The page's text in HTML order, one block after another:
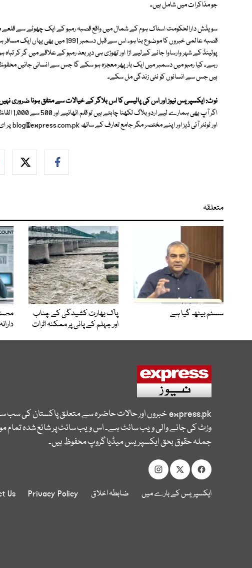
جو مذاکرات میں شامل ہیں۔
سویڈش دارالحکومت اسٹاک ہوم کے شمال میں واقع قصبہ رمبو کے ایک چھوٹے سے قلعے
قصبہ عالمی خبروں کا موضوع بنا ہو۔ اس سے
رہے۔ کیا رمبو میں دسمبر میں ایک بار پھر معجزہ ہو سکے گا جس سے انسانی جانیں
ہیں جس سے انسانوں کو نئی زندگی مل سکے۔
نوٹ: ایکسپریس نیوز اور اس کی پالیسی کا اس بلاگر کے خیالات سے متفق ہونا ضروری
اگر آپ
اور ٹوئٹر آئی ڈیز اور اپنے مختصر مگر جامع تعارف کے ساتھblog@express.com.pkپر
متعلقہ
سسٹم بیٹھ گیا ہے
پاک بھارت کشیدگی کے چناب
اور جہلم کے پانی پر ممکنہ اثرات
express.pkخبروں اور حالات حاضرہ سے متعلق پاکستان کی سب
وزٹ کی جانے والی ویب سائٹ ہے۔ اس ویب سائٹ پر شائع شدہ تمام
جملہ حقوق بحق ایکسپریس میڈیا گروپ محفوظ ہیں۔
ایکسپریس کے بارے میں ضابطہ اخلاق Privacy Policy
Us